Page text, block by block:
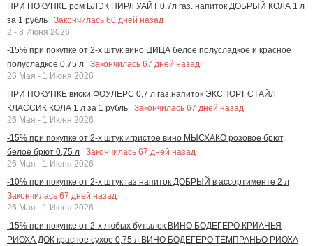
ПРИ ПОКУПКЕ ром БЛЭК ПИРЛ УАЙТ 0.7л газ. напиток ДОБРЫЙ КОЛА 1 л
за 1 рубль
Закончилась 60 дней назад
2 - 8 Июня 2026
-15% при покупке от 2-х штук вино ЦИЦА белое полусладкое и красное
полусладкое 0,75 л
Закончилась 67 дней назад
26 Мая - 1 Июня 2026
ПРИ ПОКУПКЕ виски ФОУЛЕРС 0,7 л газ.напиток ЭКСПОРТ СТАЙЛ
КЛАССИК КОЛА 1 л за 1 рубль
Закончилась 67 дней назад
26 Мая - 1 Июня 2026
-15% при покупке от 2-х штук игристое вино МЫСХАКО розовое брют,
белое брют 0,75 л
Закончилась 67 дней назад
26 Мая - 1 Июня 2026
-10% при покупке от 2-х штук газ.напиток ДОБРЫЙ в ассортименте 2 л
Закончилась 67 дней назад
26 Мая - 1 Июня 2026
-15% при покупке от 2-х любых бутылок ВИНО БОДЕГЕРО КРИАНЬЯ
РИОХА ДОК красное сухое 0,75 л ВИНО БОДЕГЕРО ТЕМПРАНЬО РИОХА